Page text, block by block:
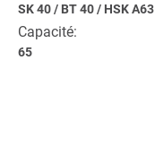
SK 40/ BT 40/ HSK A63
Capacité:
65